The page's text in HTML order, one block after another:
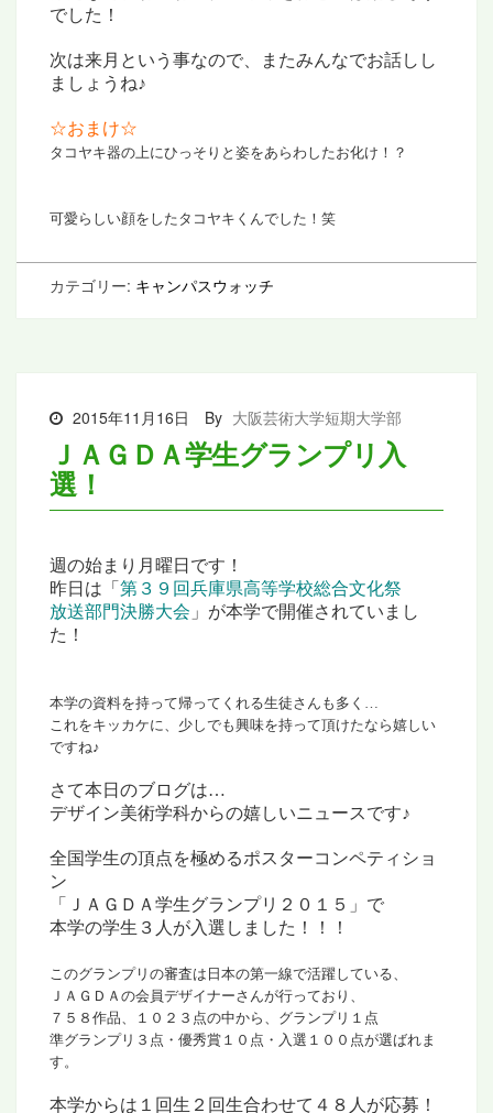
でした！
次は来月という事なので、
またみんなでお話しし
ましょうね♪
☆おまけ☆
タコヤキ器の上にひっそりと姿をあらわしたお化け！？
可愛らしい顔をしたタコヤキくんでした！笑
カテゴリー: キャンパスウォッチ
2015年11月16日 By 大阪芸術大学短期大学部
ＪＡＧＤＡ学生グランプリ入
選！
週の始まり月曜日です！
昨日は「 第３９回兵庫県高等学校総合文化祭
放送部門決勝大会 」が本学で開催されていまし
た！
本学の資料を持って帰ってくれる生徒さんも多く…
これをキッカケに、少しでも興味を持って頂けたなら嬉しい
ですね♪
さて本日のブログは…
デザイン美術学科からの嬉しいニュースです♪
全国学生の頂点を極めるポスターコンペティショ
ン
「ＪＡＧＤＡ学生グランプリ２０１５」で
本学の学生３人が入選しました！！！
このグランプリの審査は日本の第一線で活躍している、
ＪＡＧＤＡの会員デザイナーさんが行っており、
７５８作品、１０２３点の中から、グランプリ１点
準グランプリ３点・優秀賞１０点・入選１００点が選ばれま
す。
本学からは１回生２回生合わせて ４８人が応募！